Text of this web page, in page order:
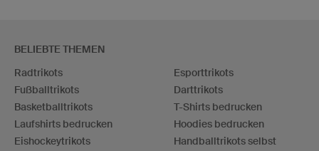
BELIEBTE THEMEN
Radtrikots
Fußballtrikots
Basketballtrikots
Laufshirts bedrucken
Eishockeytrikots
Esporttrikots
Darttrikots
T-Shirts bedrucken
Hoodies bedrucken
Handballtrikots selbst